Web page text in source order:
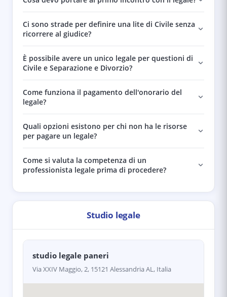
Ci sono strade per definire una lite di Civile senza
ricorrere al giudice?
È possibile avere un unico legale per questioni di
Civile e Separazione e Divorzio?
Come funziona il pagamento dell'onorario del
legale?
Quali opzioni esistono per chi non ha le risorse
per pagare un legale?
Come si valuta la competenza di un
professionista legale prima di procedere?
Studio legale
studio legale paneri
Via XXIV Maggio, 2, 15121 Alessandria AL, Italia